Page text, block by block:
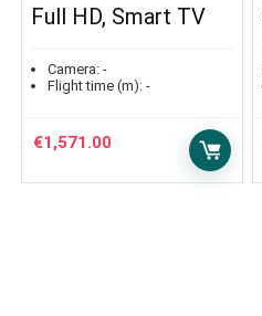
Full HD, Smart TV
Camera: -
Flight time (m): -
€1,571.00